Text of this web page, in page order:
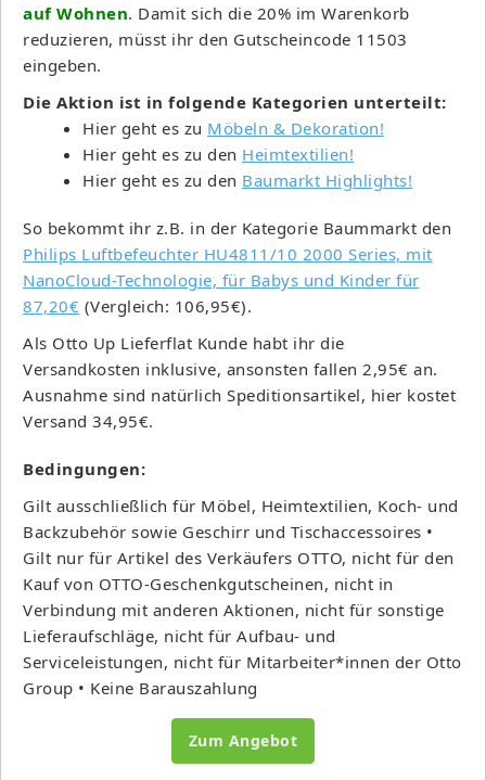
auf Wohnen. Damit sich die 20% im Warenkorb
reduzieren, müsst ihr den Gutscheincode 11503
eingeben.
Die Aktion ist in folgende Kategorien unterteilt:
Hier geht es zu Möbeln & Dekoration!
Hier geht es zu den Heimtextilien!
Hier geht es zu den Baumarkt Highlights!
So bekommt ihr z.B. in der Kategorie Baummarkt den
Philips Luftbefeuchter HU4811/10 2000 Series, mit
NanoCloud-Technologie, für Babys und Kinder für
87,20€ (Vergleich: 106,95€).
Als Otto Up Lieferflat Kunde habt ihr die
Versandkosten inklusive, ansonsten fallen 2,95€ an.
Ausnahme sind natürlich Speditionsartikel, hier kostet
Versand 34,95€.
Bedingungen:
Gilt ausschließlich für Möbel, Heimtextilien, Koch- und
Backzubehör sowie Geschirr und Tischaccessoires •
Gilt nur für Artikel des Verkäufers OTTO, nicht für den
Kauf von OTTO-Geschenkgutscheinen, nicht in
Verbindung mit anderen Aktionen, nicht für sonstige
Lieferaufschläge, nicht für Aufbau- und
Serviceleistungen, nicht für Mitarbeiter*innen der Otto
Group • Keine Barauszahlung
Zum Angebot